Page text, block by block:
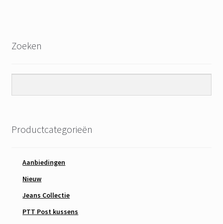
Zoeken
Productcategorieën
Aanbiedingen
Nieuw
Jeans Collectie
PTT Post kussens